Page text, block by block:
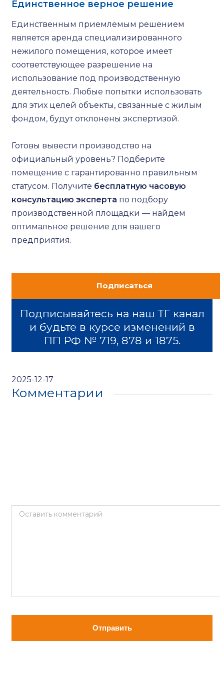
Единственное верное решение
Единственным приемлемым решением
является аренда специализированного
нежилого помещения, которое имеет
соответствующее разрешение на
использование под производственную
деятельность. Любые попытки использовать
для этих целей объекты, связанные с жилым
фондом, будут отклонены экспертизой.
Готовы вывести производство на
официальный уровень? Подберите
помещение с гарантированно правильным
статусом. Получите бесплатную часовую
консультацию эксперта по подбору
производственной площадки — найдем
оптимальное решение для вашего
предприятия.
Подписаться
Подписывайтесь на наш ТГ канал
и будьте в курсе изменений в
ПП РФ № 719, 878 и 1875.
2025-12-17
Комментарии
Оставить комментарий
Отправить